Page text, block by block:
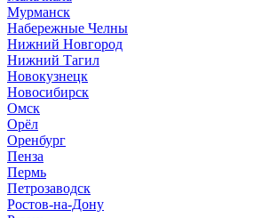
Мурманск
Набережные Челны
Нижний Новгород
Нижний Тагил
Новокузнецк
Новосибирск
Омск
Орёл
Оренбург
Пенза
Пермь
Петрозаводск
Ростов-на-Дону